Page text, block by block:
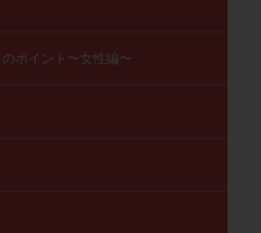
ポイント〜女性編〜